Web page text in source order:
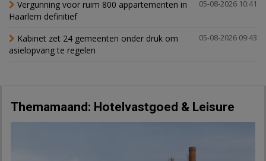
05-08-2026 10:41
Vergunning voor ruim 800 appartementen in
Haarlem definitief
05-08-2026 09:43
Kabinet zet 24 gemeenten onder druk om
asielopvang te regelen
Themamaand: Hotelvastgoed & Leisure